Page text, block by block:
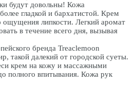
будут довольны! Кожа
гладкой и бархатистой. Крем
ощущения липкости. Легкий аромат
в течение всего дня, вызывая
бренда Treaclemoon
такой далекий от городской суеты.
крем на кожу и массажными
полного впитывания. Кожа рук